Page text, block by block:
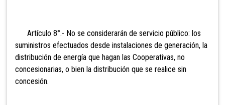
Artículo 8°.- No se considerarán de servicio público: los
suministros efectuados desde instalaciones de generación, la
distribución de energía que hagan las Cooperativas, no
concesionarias, o bien la distribución que se realice sin
concesión.